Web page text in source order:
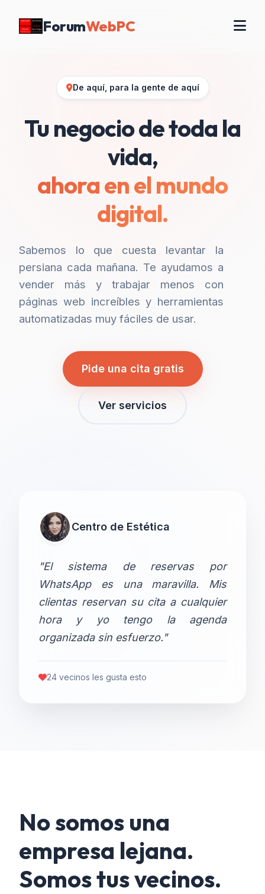
ForumWebPC
De aquí, para la gente de aquí
Tu negocio de toda la
vida,
ahora en el mundo
digital.
Sabemos lo que cuesta levantar la
persiana cada mañana. Te ayudamos a
vender más y trabajar menos con
páginas web increíbles y herramientas
automatizadas muy fáciles de usar.
Pide una cita gratis
Ver servicios
Centro de Estética
"El sistema de reservas por
WhatsApp es una maravilla. Mis
clientas reservan su cita a cualquier
hora y yo tengo la agenda
organizada sin esfuerzo."
24 vecinos les gusta esto
No somos una
empresa lejana.
Somos tus vecinos.